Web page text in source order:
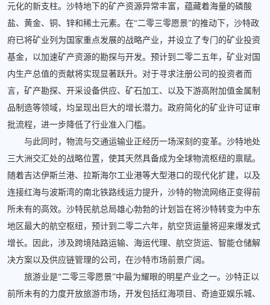
元化的新支柱。沙特地下的矿产资源异常丰富，蕴藏着海量的磷酸
盐、黄金、铜、锌和稀土元素。在“二零三零愿景”的推动下，沙特政
府已将矿业列为国家重点发展的战略产业，并设立了专门的矿业投资
基金，以加速矿产资源的勘探与开发。预计到二零二五年，矿业对国
内生产总值的贡献将实现显著跃升。对于寻求注册公司的投资者而
言，矿产勘探、开采设备供应、矿石加工、以及下游高附加值金属制
品制造等领域，均呈现出巨大的增长潜力。政府简化的矿业许可证审
批流程，进一步降低了行业准入门槛。
与此同时，物流与交通运输业正经历一场深刻的变革。沙特地处
三大洲交汇处的战略位置，使其天然具备成为全球物流枢纽的禀赋。
随着吉达伊斯兰港、拉斯海尔工业港等大型港口的现代化扩建，以及
连接红海与波斯湾的南北铁路线运力提升，沙特的物流网络正变得前
所未有的高效。沙特民航总局雄心勃勃的计划旨在将沙特转变为中东
地区最大的航空枢纽，预计到二零二六年，航空货运量将迎来爆发式
增长。因此，涉及跨境陆路运输、海运代理、航空货运、智能仓储解
决方案以及供应链管理的公司，在沙特市场前景广阔。
旅游业是“二零三零愿景”中最为耀眼的明星产业之一。沙特正以
前所未有的力度开放旅游市场，开发包括红海项目、奇迪亚娱乐城、